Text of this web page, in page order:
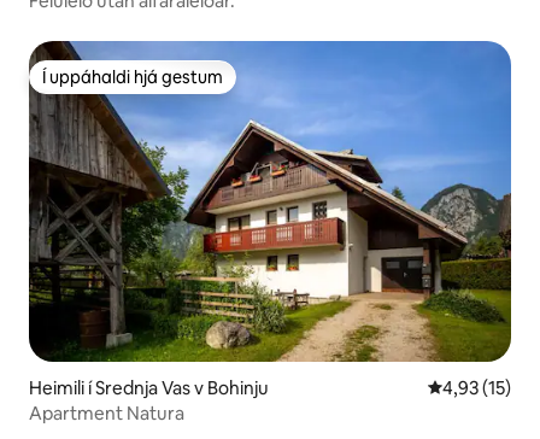
Í uppáhaldi hjá gestum
Í uppáhaldi hjá gestum
Heimili í Srednja Vas v Bohinju 4,93 af 5 í
4,93 (15)
Apartment Natura